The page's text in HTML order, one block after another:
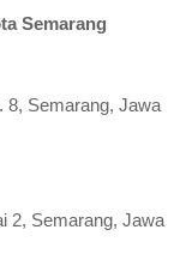
Semarang
8, Semarang, Jawa
2, Semarang, Jawa